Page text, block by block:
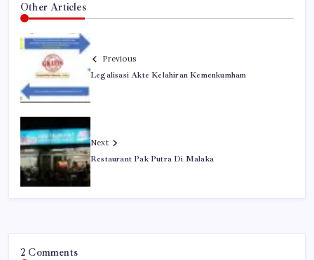
Other Articles
Previous
Legalisasi Akte Kelahiran Kemenkumham
Next
Restaurant Pak Putra Di Malaka
2 Comments